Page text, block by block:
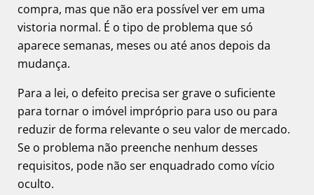
compra, mas que não era possível ver em uma
vistoria normal. É o tipo de problema que só
aparece semanas, meses ou até anos depois da
mudança.
Para a lei, o defeito precisa ser grave o suficiente
para tornar o imóvel impróprio para uso ou para
reduzir de forma relevante o seu valor de mercado.
Se o problema não preenche nenhum desses
requisitos, pode não ser enquadrado como vício
oculto.